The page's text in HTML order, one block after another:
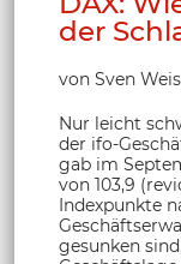
der
von Sven
Nur leicht
der ifo-
gab im
von 103,9
Indexpunkte
gesunken